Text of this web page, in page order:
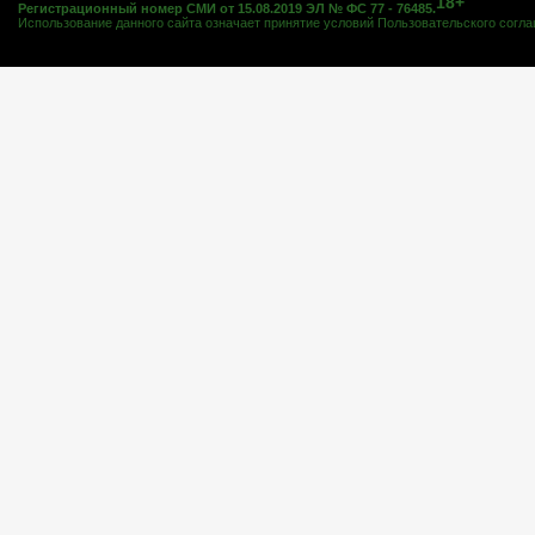
Регистрационный номер СМИ от 15.08.2019 ЭЛ № ФС 77 - 76485.
Использование данного сайта означает принятие условий Пользовательского